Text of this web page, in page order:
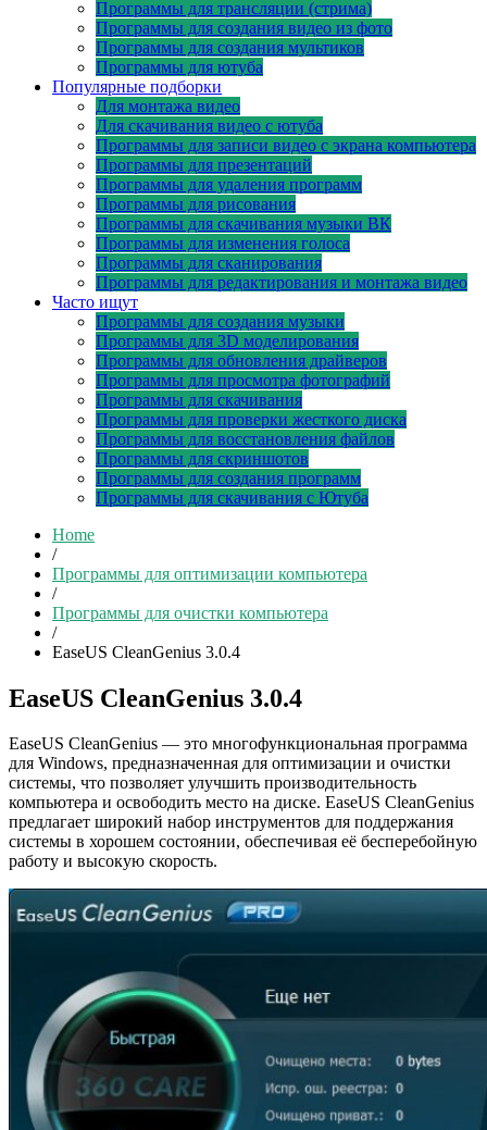
Программы для трансляции (стрима)
Программы для создания видео из фото
Программы для создания мультиков
Программы для ютуба
Популярные подборки
Для монтажа видео
Для скачивания видео с ютуба
Программы для записи видео с экрана компьютера
Программы для презентаций
Программы для удаления программ
Программы для рисования
Программы для скачивания музыки ВК
Программы для изменения голоса
Программы для сканирования
Программы для редактирования и монтажа видео
Часто ищут
Программы для создания музыки
Программы для 3D моделирования
Программы для обновления драйверов
Программы для просмотра фотографий
Программы для скачивания
Программы для проверки жесткого диска
Программы для восстановления файлов
Программы для скриншотов
Программы для создания программ
Программы для скачивания с Ютуба
Home
/
Программы для оптимизации компьютера
/
Программы для очистки компьютера
/
EaseUS CleanGenius 3.0.4
EaseUS CleanGenius 3.0.4
EaseUS CleanGenius — это многофункциональная программа
для Windows, предназначенная для оптимизации и очистки
системы, что позволяет улучшить производительность
компьютера и освободить место на диске. EaseUS CleanGenius
предлагает широкий набор инструментов для поддержания
системы в хорошем состоянии, обеспечивая её бесперебойную
работу и высокую скорость.